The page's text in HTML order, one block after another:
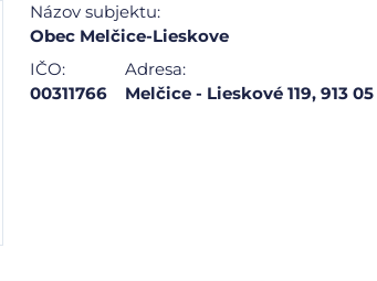
Názov subjektu:
Obec Melčice-Lieskove
IČO:
00311766
Adresa:
Melčice - Lieskové 119, 913